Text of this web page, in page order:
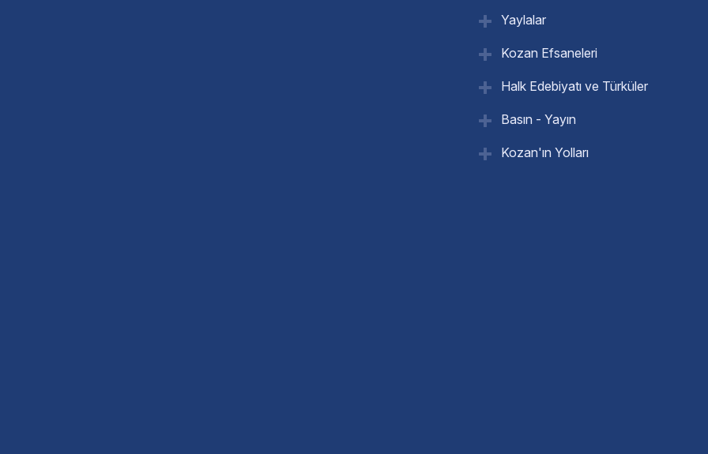
Yaylalar
Kozan Efsaneleri
Halk Edebiyatı ve Türküler
Basın - Yayın
Kozan'ın Yolları